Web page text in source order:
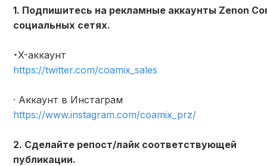
1. Подпишитесь на рекламные аккаунты Zenon
социальных сетях.
・X-аккаунт
https://twitter.com/coamix_sales
· Аккаунт в Инстаграм
https://www.instagram.com/coamix_prz/
2. Сделайте репост/лайк соответствующей
публикации.